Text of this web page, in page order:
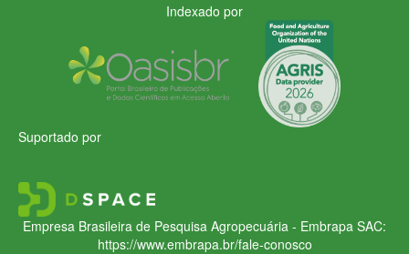
Indexado por
Suportado por
Empresa Brasileira de Pesquisa Agropecuária - Embrapa SAC:
https://www.embrapa.br/fale-conosco